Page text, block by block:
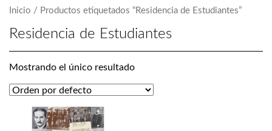
Inicio / Productos etiquetados “Residencia de Estudiantes”
Residencia de Estudiantes
Mostrando el único resultado